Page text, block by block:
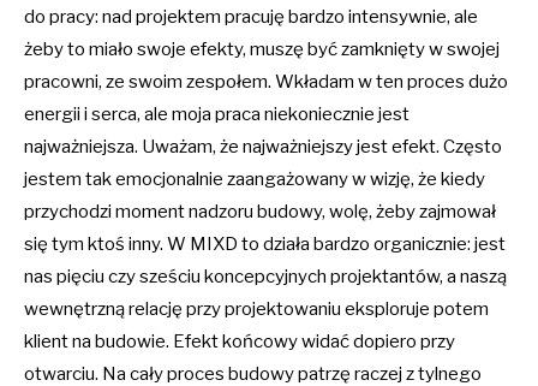
do pracy: nad projektem pracuję bardzo intensywnie, ale
żeby to miało swoje efekty, muszę być zamknięty w swojej
pracowni, ze swoim zespołem. Wkładam w ten proces dużo
energii i serca, ale moja praca niekoniecznie jest
najważniejsza. Uważam, że najważniejszy jest efekt. Często
jestem tak emocjonalnie zaangażowany w wizję, że kiedy
przychodzi moment nadzoru budowy, wolę, żeby zajmował
się tym ktoś inny. W MIXD to działa bardzo organicznie: jest
nas pięciu czy sześciu koncepcyjnych projektantów, a naszą
wewnętrzną relację przy projektowaniu eksploruje potem
klient na budowie. Efekt końcowy widać dopiero przy
otwarciu. Na cały proces budowy patrzę raczej z tylnego